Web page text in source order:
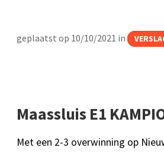
geplaatst op 10/10/2021 in
Maassluis E1
Met een 2-3 overwinning op